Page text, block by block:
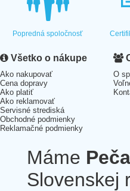
Popredná spoločnosť
Všetko o nákupe
Ako nakupovať
Cena dopravy
Ako platiť
Ako reklamovať
Servisné strediská
Obchodné podmienky
Reklamačné podmienky
O
Máme
Slovenskej